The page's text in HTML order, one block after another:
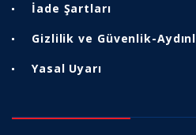
İade Şartları
Gizlilik ve Güvenlik-
Yasal Uyarı